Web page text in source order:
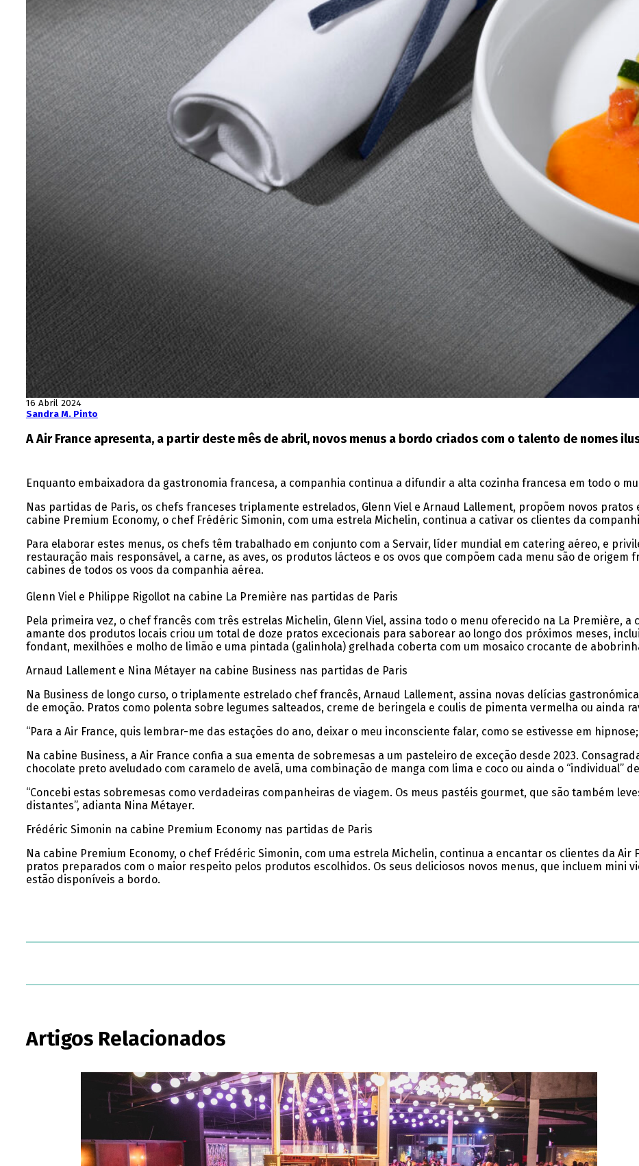
16 Abril 2024
Sandra M. Pinto
A Air France apresenta, a partir deste mês de abril, novos menus a bordo criados com o talento de nomes
Enquanto embaixadora da gastronomia francesa, a companhia continua a difundir a alta cozinha francesa em todo o
Nas partidas de Paris, os chefs franceses triplamente estrelados, Glenn Viel e Arnaud Lallement, propõem novos
cabine Premium Economy, o chef Frédéric Simonin, com uma estrela Michelin, continua a cativar os clientes da
Para elaborar estes menus, os chefs têm trabalhado em conjunto com a Servair, líder mundial em catering aéreo, e
restauração mais responsável, a carne, as aves, os produtos lácteos e os ovos que compõem cada menu são de
cabines de todos os voos da companhia aérea.
Glenn Viel e Philippe Rigollot na cabine La Première nas partidas de Paris
Pela primeira vez, o chef francês com três estrelas Michelin, Glenn Viel, assina todo o menu oferecido na La
amante dos produtos locais criou um total de doze pratos excecionais para saborear ao longo dos próximos meses,
fondant, mexilhões e molho de limão e uma pintada (galinhola) grelhada coberta com um mosaico crocante de
Arnaud Lallement e Nina Métayer na cabine Business nas partidas de Paris
Na Business de longo curso, o triplamente estrelado chef francês, Arnaud Lallement, assina novas delícias
de emoção. Pratos como polenta sobre legumes salteados, creme de beringela e coulis de pimenta vermelha ou
“Para a Air France, quis lembrar-me das estações do ano, deixar o meu inconsciente falar, como se estivesse em
Na cabine Business, a Air France confia a sua ementa de sobremesas a um pasteleiro de exceção desde 2023.
chocolate preto aveludado com caramelo de avelã, uma combinação de manga com lima e coco ou ainda o
“Concebi estas sobremesas como verdadeiras companheiras de viagem. Os meus pastéis gourmet, que são também
distantes”, adianta Nina Métayer.
Frédéric Simonin na cabine Premium Economy nas partidas de Paris
Na cabine Premium Economy, o chef Frédéric Simonin, com uma estrela Michelin, continua a encantar os clientes da
pratos preparados com o maior respeito pelos produtos escolhidos. Os seus deliciosos novos menus, que incluem
estão disponíveis a bordo.
Artigos Relacionados